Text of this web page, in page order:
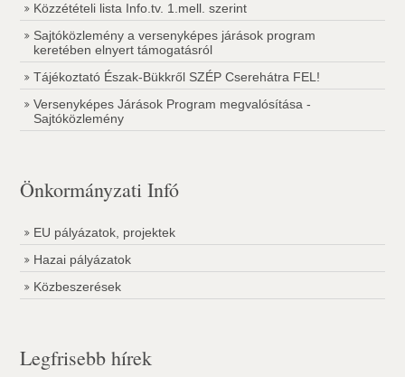
Közzétételi lista Info.tv. 1.mell. szerint
Sajtóközlemény a versenyképes járások program
keretében elnyert támogatásról
Tájékoztató Észak-Bükkről SZÉP Cserehátra FEL!
Versenyképes Járások Program megvalósítása -
Sajtóközlemény
Önkormányzati Infó
EU pályázatok, projektek
Hazai pályázatok
Közbeszerések
Legfrisebb hírek